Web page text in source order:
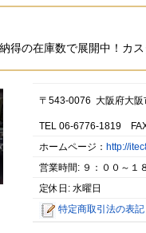
得の在庫数で展開中！カ
〒543-0076 大阪府大阪
TEL 06-6776-1819
ホームページ： http://
営業時間: ９：００～１
定休日: 水曜日
特定商取引法の表記